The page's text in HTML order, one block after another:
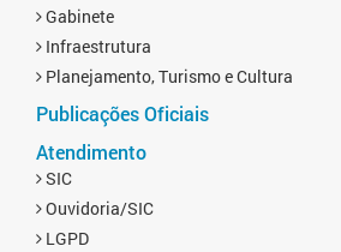
Gabinete
Infraestrutura
Planejamento, Turismo e Cultura
Publicações Oficiais
Atendimento
SIC
Ouvidoria/SIC
LGPD